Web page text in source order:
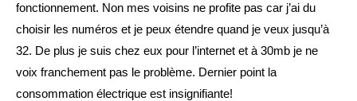
fonctionnement. Non mes voisins ne profite pas car j’ai du
choisir les numéros et je peux étendre quand je veux jusqu’à
32. De plus je suis chez eux pour l’internet et à 30mb je ne
voix franchement pas le problème. Dernier point la
consommation électrique est insignifiante!